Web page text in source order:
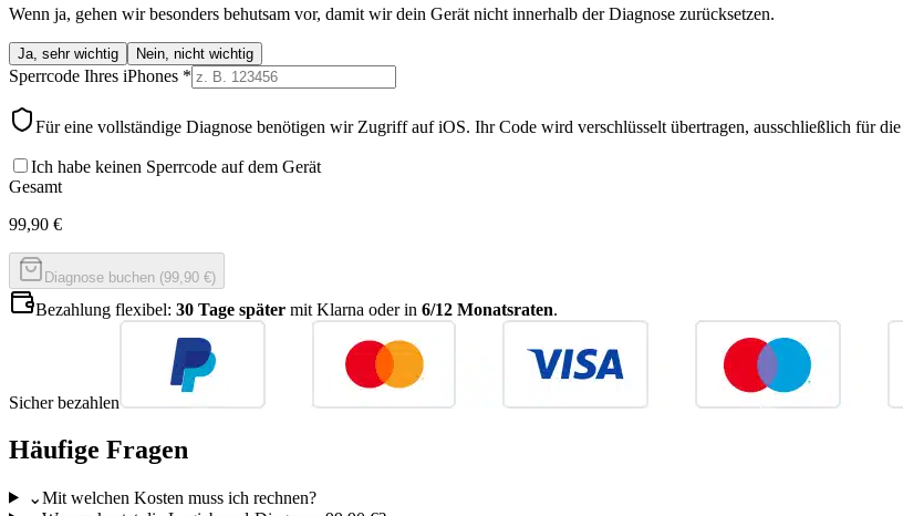
Wenn ja, gehen wir besonders behutsam vor, damit wir dein Gerät nicht innerhalb der Diagnose zurücksetzen.
Ja, sehr wichtig Nein, nicht wichtig
Sperrcode Ihres iPhones *
Für eine vollständige Diagnose benötigen wir Zugriff auf iOS. Ihr Code wird verschlüsselt übertragen, ausschließlich für
Ich habe keinen Sperrcode auf dem Gerät
Gesamt
99,90 €
Diagnose buchen (99,90 €)
Bezahlung flexibel: 30 Tage später mit Klarna oder in 6/12 Monatsraten.
Sicher bezahlen
Häufige Fragen
⌄Mit welchen Kosten muss ich rechnen?